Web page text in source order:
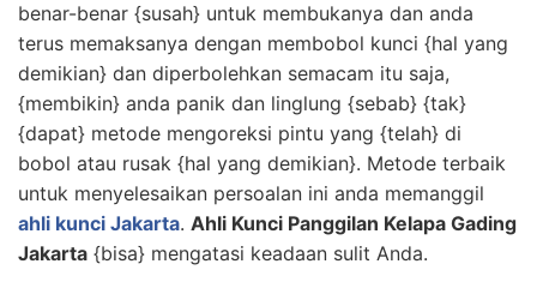
benar-benar {susah} untuk membukanya dan anda
terus memaksanya dengan membobol kunci {hal yang
demikian} dan diperbolehkan semacam itu saja,
{membikin} anda panik dan linglung {sebab} {tak}
{dapat} metode mengoreksi pintu yang {telah} di
bobol atau rusak {hal yang demikian}. Metode terbaik
untuk menyelesaikan persoalan ini anda memanggil
ahli kunci Jakarta. Ahli Kunci Panggilan Kelapa Gading
Jakarta {bisa} mengatasi keadaan sulit Anda.